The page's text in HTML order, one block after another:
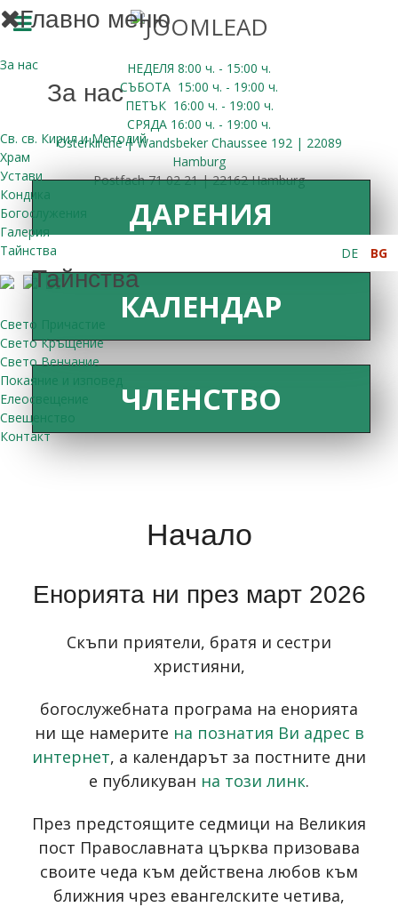
НЕДЕЛЯ 8:00 ч. - 15:00 ч.
СЪБОТА 15:00 ч. - 19:00 ч.
ПЕТЪК 16:00 ч. - 19:00 ч.
СРЯДА 16:00 ч. - 19:00 ч.
Osterkirche | Wandsbeker Chaussee 192 | 22089
Hamburg
Postfach 71 02 21 | 22162 Hamburg
Главно меню
За нас
За нас
Св. св. Кирил и Методий
Храм
Устави
Кондика
Богослужения
Галерия
Тайнства
Тайнства
Свето Причастие
Свето Кръщение
Свето Венчание
Покаяние и изповед
Елеосвещение
Свещенство
Контакт
DE BG
ДАРЕНИЯ
КАЛЕНДАР
ЧЛЕНСТВО
Начало
Енорията ни през март 2026
Скъпи приятели, братя и сестри
християни,
богослужебната програма на енорията
ни ще намерите на познатия Ви адрес в
интернет, а календарът за постните дни
е публикуван на този линк.
През предстоящите седмици на Великия
пост Православната църква призовава
своите чеда към действена любов към
ближния чрез евангелските четива,